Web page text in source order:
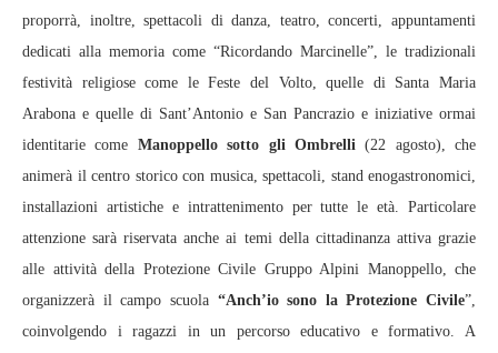
proporrà, inoltre, spettacoli di danza, teatro, concerti, appuntamenti
dedicati alla memoria come “Ricordando Marcinelle”, le tradizionali
festività religiose come le Feste del Volto, quelle di Santa Maria
Arabona e quelle di Sant’Antonio e San Pancrazio e iniziative ormai
identitarie come Manoppello sotto gli Ombrelli(22 agosto), che
animerà il centro storico con musica, spettacoli, stand enogastronomici,
installazioni artistiche e intrattenimento per tutte le età. Particolare
attenzione sarà riservata anche ai temi della cittadinanza attiva grazie
alle attività della Protezione Civile Gruppo Alpini Manoppello, che
organizzerà il campo scuola “Anch’io sono la Protezione Civile”,
coinvolgendo i ragazzi in un percorso educativo e formativo. A